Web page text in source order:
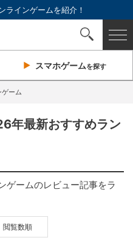
ラインゲームを紹介！
スマホゲームを探す
ゲーム
年最新おすすめラン
ゲームのレビュー記事をラ
閲覧数順